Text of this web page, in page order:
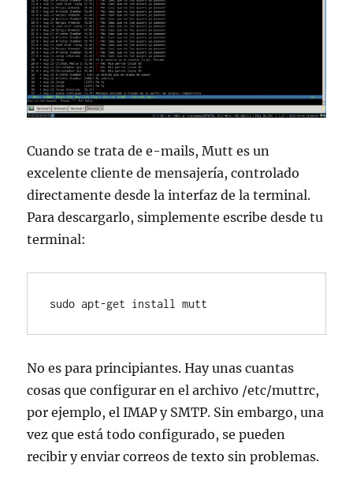
Cuando se trata de e-mails, Mutt es un
excelente cliente de mensajería, controlado
directamente desde la interfaz de la terminal.
Para descargarlo, simplemente escribe desde tu
terminal:
sudo apt-get install mutt
No es para principiantes. Hay unas cuantas
cosas que configurar en el archivo /etc/muttrc,
por ejemplo, el IMAP y SMTP. Sin embargo, una
vez que está todo configurado, se pueden
recibir y enviar correos de texto sin problemas.